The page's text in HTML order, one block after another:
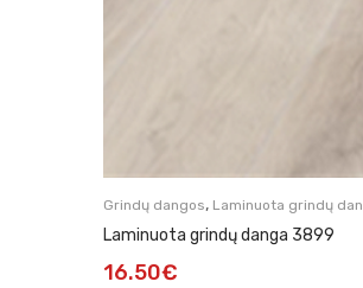
Grindų dangos, Laminuota grindų
Laminuota grindų danga 3899
16.50€